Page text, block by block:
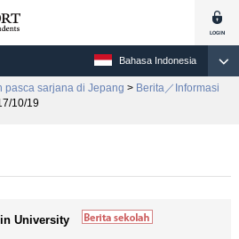
Bahasa Indonesia
pasca sarjana di Jepang > Berita／Informasi
10/19
University